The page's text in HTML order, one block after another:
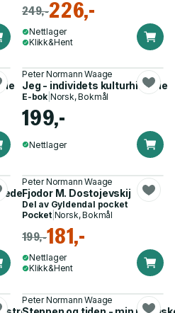
249,-226,-
Nettlager
Klikk&Hent
Peter Normann Waage
Jeg - individets kulturhistorie
E-bok Norsk, Bokmål
199,-
Nettlager
: en biografi
Peter Normann Waage
Fjodor M. Dostojevskij
Del av Gyldendal pocket
Pocket| Norsk, Bokmål
199,-181,-
Nettlager
Klikk&Hent
Peter Normann Waage